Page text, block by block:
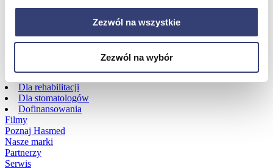
Zezwól na wszystkie
Zezwól na wybór
Zobacz wszystko
Robotyka w rehabilitacji
Dla rehabilitacji
Dla stomatologów
Dofinansowania
Filmy
Poznaj Hasmed
Nasze marki
Partnerzy
Serwis